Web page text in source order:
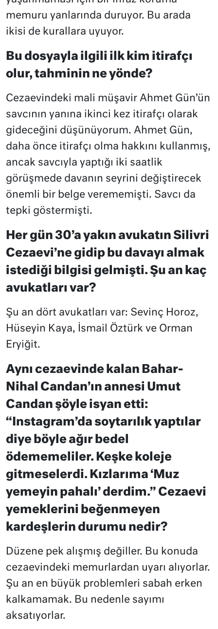
memuru yanlarında duruyor. Bu arada
ikisi de kurallara uyuyor.
Bu dosyayla ilgili ilk kim itirafçı
olur, tahminin ne yönde?
Cezaevindeki mali müşavir Ahmet Gün’ün
savcının yanına ikinci kez itirafçı olarak
gideceğini düşünüyorum. Ahmet Gün,
daha önce itirafçı olma hakkını kullanmış,
ancak savcıyla yaptığı iki saatlik
görüşmede davanın seyrini değiştirecek
önemli bir belge verememişti. Savcı da
tepki göstermişti.
Her gün 30’a yakın avukatın Silivri
Cezaevi’ne gidip bu davayı almak
istediği bilgisi gelmişti. Şu an kaç
avukatları var?
Şu an dört avukatları var: Sevinç Horoz,
Hüseyin Kaya, İsmail Öztürk ve Orman
Eryiğit.
Aynı cezaevinde kalan Bahar-
Nihal Candan’ın annesi Umut
Candan şöyle isyan etti:
“Instagram’da soytarılık yaptılar
diye böyle ağır bedel
ödememeliler. Keşke koleje
gitmeselerdi. Kızlarıma ‘Muz
yemeyin pahalı’ derdim.” Cezaevi
yemeklerini beğenmeyen
kardeşlerin durumu nedir?
Düzene pek alışmış değiller. Bu konuda
cezaevindeki memurlardan uyarı alıyorlar.
Şu an en büyük problemleri sabah erken
kalkamamak. Bu nedenle sayımı
aksatıyorlar.